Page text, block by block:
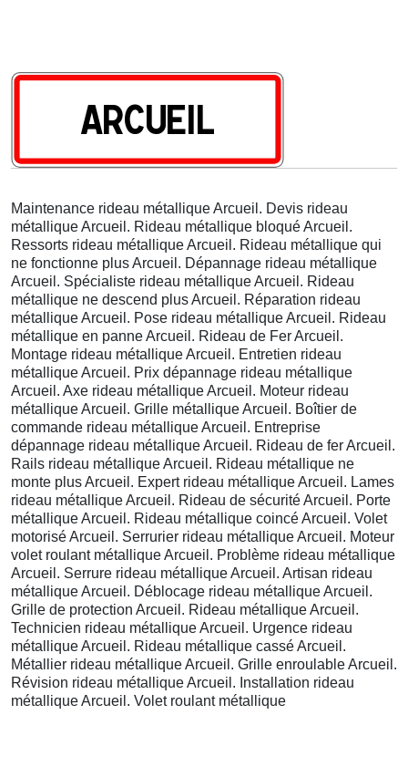
Maintenance rideau métallique Arcueil. Devis rideau
métallique Arcueil. Rideau métallique bloqué Arcueil.
Ressorts rideau métallique Arcueil. Rideau métallique qui
ne fonctionne plus Arcueil. Dépannage rideau métallique
Arcueil. Spécialiste rideau métallique Arcueil. Rideau
métallique ne descend plus Arcueil. Réparation rideau
métallique Arcueil. Pose rideau métallique Arcueil. Rideau
métallique en panne Arcueil. Rideau de Fer Arcueil.
Montage rideau métallique Arcueil. Entretien rideau
métallique Arcueil. Prix dépannage rideau métallique
Arcueil. Axe rideau métallique Arcueil. Moteur rideau
métallique Arcueil. Grille métallique Arcueil. Boîtier de
commande rideau métallique Arcueil. Entreprise
dépannage rideau métallique Arcueil. Rideau de fer Arcueil.
Rails rideau métallique Arcueil. Rideau métallique ne
monte plus Arcueil. Expert rideau métallique Arcueil. Lames
rideau métallique Arcueil. Rideau de sécurité Arcueil. Porte
métallique Arcueil. Rideau métallique coincé Arcueil. Volet
motorisé Arcueil. Serrurier rideau métallique Arcueil. Moteur
volet roulant métallique Arcueil. Problème rideau métallique
Arcueil. Serrure rideau métallique Arcueil. Artisan rideau
métallique Arcueil. Déblocage rideau métallique Arcueil.
Grille de protection Arcueil. Rideau métallique Arcueil.
Technicien rideau métallique Arcueil. Urgence rideau
métallique Arcueil. Rideau métallique cassé Arcueil.
Métallier rideau métallique Arcueil. Grille enroulable Arcueil.
Révision rideau métallique Arcueil. Installation rideau
métallique Arcueil. Volet roulant métallique